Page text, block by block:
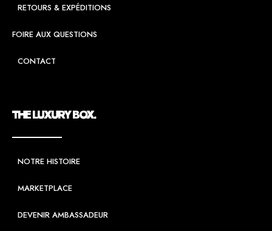
RETOURS & EXPÉDITIONS
FOIRE AUX QUESTIONS
CONTACT
THE LUXURY BOX.
NOTRE HISTOIRE
MARKETPLACE
DEVENIR AMBASSADEUR